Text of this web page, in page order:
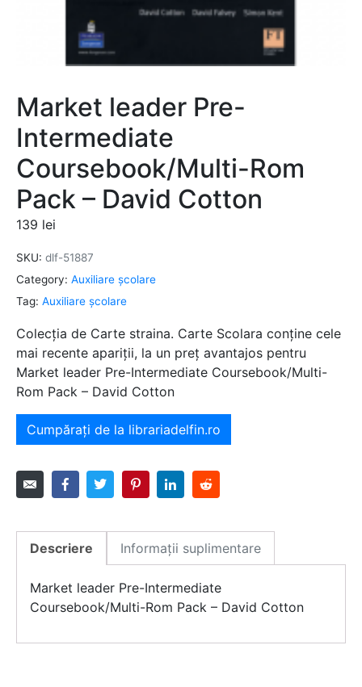
Market leader Pre-
Intermediate
Coursebook/Multi-Rom
Pack – David Cotton
139 lei
SKU: dlf-51887
Category: Auxiliare şcolare
Tag: Auxiliare şcolare
Colecția de Carte straina. Carte Scolara conține cele
mai recente apariții, la un preț avantajos pentru
Market leader Pre-Intermediate Coursebook/Multi-
Rom Pack – David Cotton
Cumpărați de la librariadelfin.ro
Descriere Informații suplimentare
Market leader Pre-Intermediate
Coursebook/Multi-Rom Pack – David Cotton